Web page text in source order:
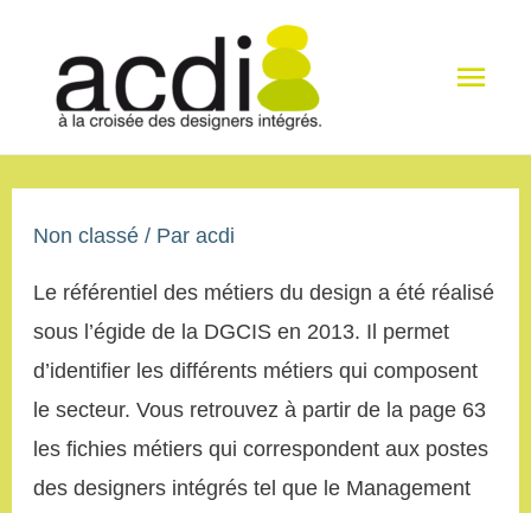
Non classé / Paracdi
Le référentiel des métiers du design a été réalisé
sous l’égide de la DGCIS en 2013. Il permet
d’identifier les différents métiers qui composent
le secteur. Vous retrouvez à partir de la page 63
les fichies métiers qui correspondent aux postes
des designers intégrés tel que le Management